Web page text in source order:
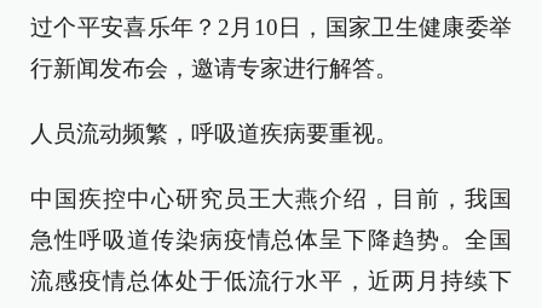
过个平安喜乐年？2月10日，国家卫生健康委举
行新闻发布会，邀请专家进行解答。
人员流动频繁，呼吸道疾病要重视。
中国疾控中心研究员王大燕介绍，目前，我国
急性呼吸道传染病疫情总体呈下降趋势。全国
流感疫情总体处于低流行水平，近两月持续下